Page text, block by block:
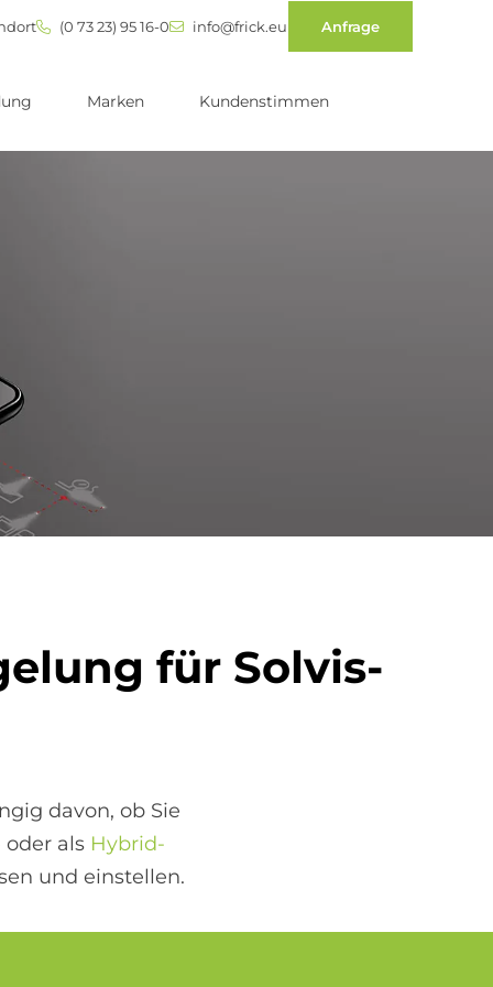
(0 73 23) 95 16-0 info@frick.eu Anfrage
Marken Kundenstimmen
für Sol­vis-
davon, ob Sie
oder als Hybrid-
und einstellen.